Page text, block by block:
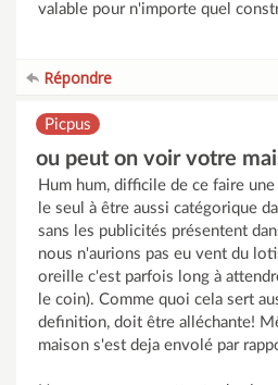
valable pour n'importe quel
Répondre
Picpus
ou peut on voir votre
Hum hum, difficile de ce faire
le seul à être aussi catégorique
sans les publicités présentent
nous n'aurions pas eu vent du
oreille c'est parfois long à
le coin). Comme quoi cela sert
definition, doit être alléchante!
maison s'est deja envolé par